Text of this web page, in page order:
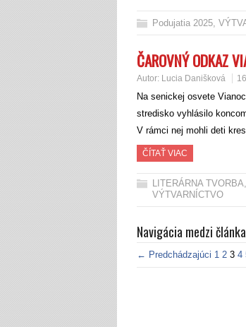
Podujatia 2025,
ČAROVNÝ ODKAZ
Autor: Lucia Danišková
Na senickej osvete
stredisko vyhlásilo
V rámci nej mohli deti
ČÍTAŤ VIAC
LITERÁRNA TVORBA,
VÝTVARNÍCTVO
Navigácia medzi
← Predchádzajúci 1 2 3 4